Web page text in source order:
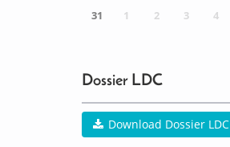
31
1 2 3 4
Dossier LDC
Download Dossier LDC